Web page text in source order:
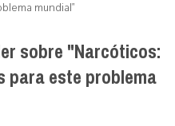
mundial"
sobre "Narcóticos:
para este problema